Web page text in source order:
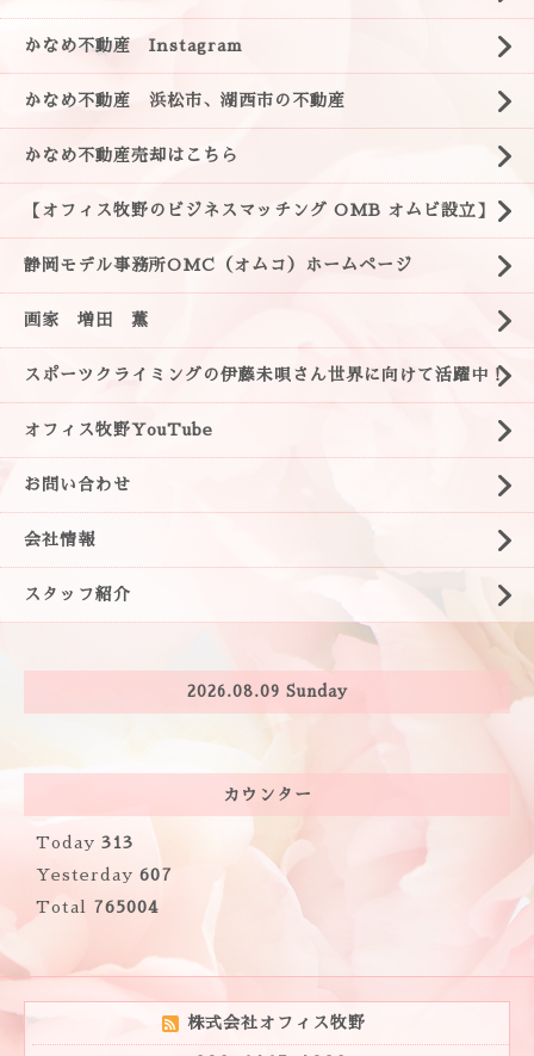
かなめ不動産 Instagram
かなめ不動産 浜松市、湖西市の不動産
かなめ不動産売却はこちら
【オフィス牧野のビジネスマッチング OMB オムビ設立】
静岡モデル事務所OMC（オムコ）ホームページ
画家 増田 薫
スポーツクライミングの伊藤未唄さん世界に向けて活躍中！
オフィス牧野YouTube
お問い合わせ
会社情報
スタッフ紹介
2026.08.09 Sunday
カウンター
Today 313
Yesterday 607
Total 765004
株式会社オフィス牧野